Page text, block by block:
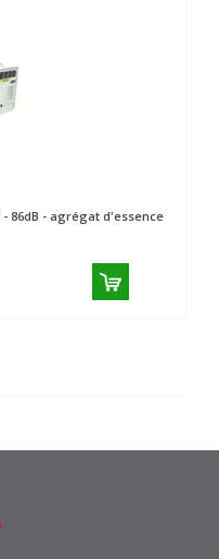
- 86dB - agrégat d'essence